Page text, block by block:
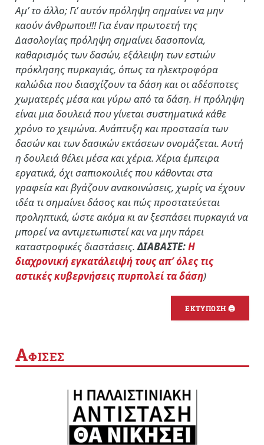
Αμ’ το άλλο; Γι’ αυτόν πρόληψη σημαίνει να μην
καούν άνθρωποι!!! Για έναν πρωτοετή της
Δασολογίας πρόληψη σημαίνει δασοπονία,
καθαρισμός των δασών, εξάλειψη των εστιών
πρόκλησης πυρκαγιάς, όπως τα ηλεκτροφόρα
καλώδια που διασχίζουν τα δάση και οι αδέσποτες
χωματερές μέσα και γύρω από τα δάση. Η πρόληψη
είναι μια δουλειά που γίνεται συστηματικά κάθε
χρόνο το χειμώνα. Ανάπτυξη και προστασία των
δασών και των δασικών εκτάσεων ονομάζεται. Αυτή
η δουλειά θέλει μέσα και χέρια. Χέρια έμπειρα
εργατικά, όχι σαπιοκοιλιές που κάθονται στα
γραφεία και βγάζουν ανακοινώσεις, χωρίς να έχουν
ιδέα τι σημαίνει δάσος και πώς προστατεύεται
προληπτικά, ώστε ακόμα κι αν ξεσπάσει πυρκαγιά να
μπορεί να αντιμετωπιστεί και να μην πάρει
καταστροφικές διαστάσεις.ΔΙΑΒΑΣΤΕ:Η
διαχρονική εγκατάλειψή τους απ’ όλες τις
αστικές κυβερνήσεις πυρπολεί τα δάση)
ΕΚΤΥΠΩΣΗ 🖨
ΑΦΙΣΕΣ